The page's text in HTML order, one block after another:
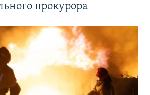
прокурора